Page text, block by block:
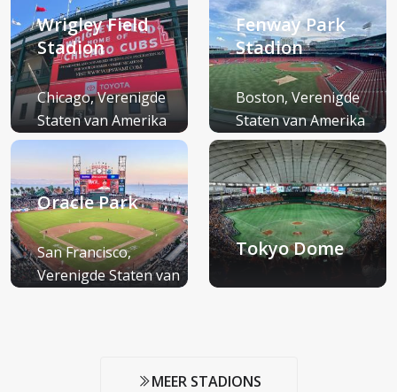
Wrigley Field
Stadion
Chicago, Verenigde
Staten van Amerika
(VS)
Fenway Park
Stadion
Boston, Verenigde
Staten van Amerika
(VS)
Oracle Park
San Francisco,
Verenigde Staten van
Tokyo Dome
MEER STADIONS